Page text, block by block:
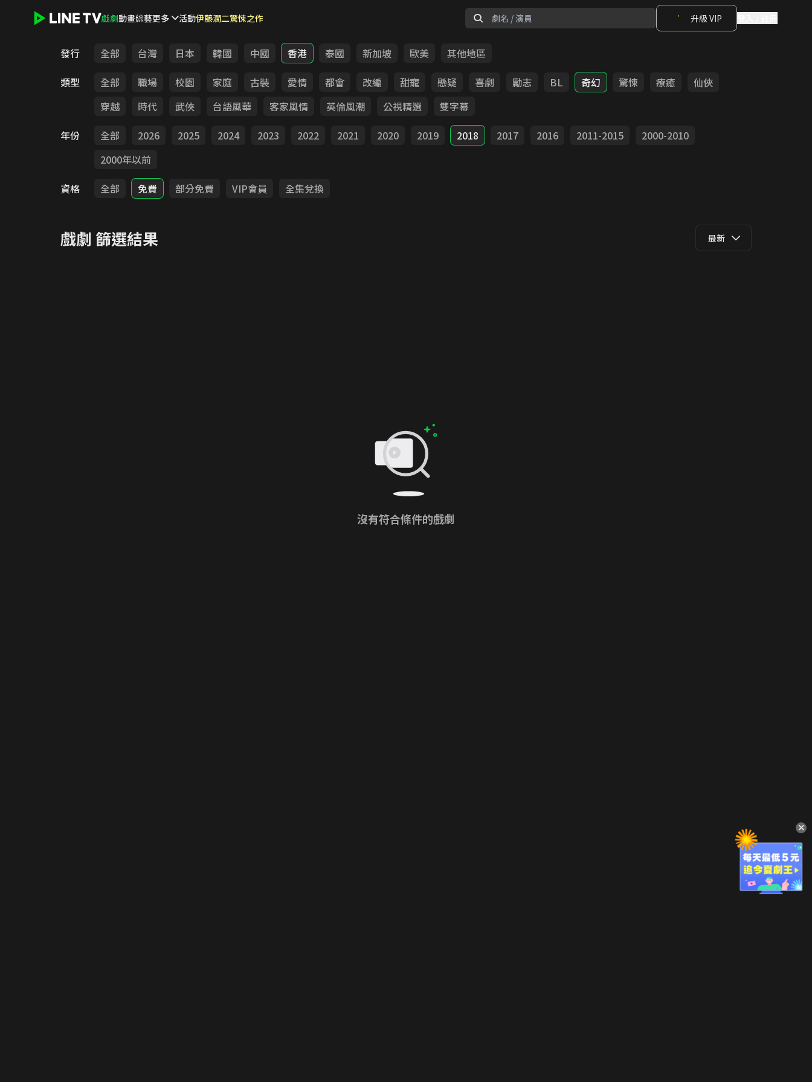
戲劇動畫綜藝更多 活動伊藤潤二驚悚之作 升級 VIP
發行 全部 台灣 日本 韓國 中國 香港 泰國 新加坡 歐美
其他地區
類型
全部 職場 校園 家庭 古裝 愛情 都會 改編 甜寵 懸疑 喜劇 勵志 BL 奇幻 驚悚 療癒
仙俠
穿越
時代 武俠 台語風華 客家風情 英倫風潮 公視精選
雙字幕
年份
全部 2026 2025 2024 2023 2022 2021 2020 2019 2018 2017 2016 2011-2015
2000-2010
2000年以前
資格
全部 免費 部分免費 VIP會員 全集兌換
戲劇 篩選結果 最新
沒有符合條件的戲劇